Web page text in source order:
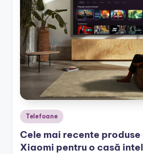
Posted
in
Telefoane
Cele mai recente produse
Xiaomi pentru o casă